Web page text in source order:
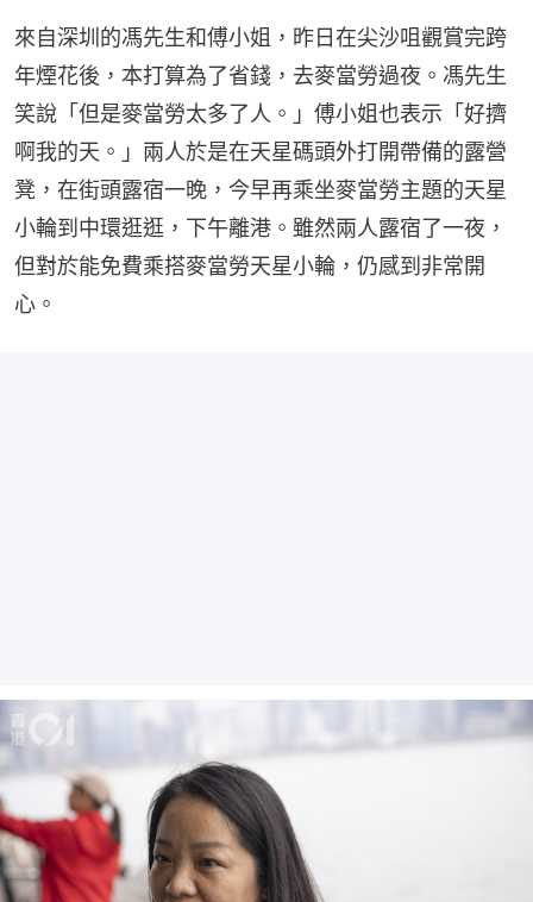
來自深圳的馮先生和傅小姐，昨日在尖沙咀觀賞完跨
年煙花後，本打算為了省錢，去麥當勞過夜。馮先生
笑說「但是麥當勞太多了人。」傅小姐也表示「好擠
啊我的天。」兩人於是在天星碼頭外打開帶備的露營
凳，在街頭露宿一晚，今早再乘坐麥當勞主題的天星
小輪到中環逛逛，下午離港。雖然兩人露宿了一夜，
但對於能免費乘搭麥當勞天星小輪，仍感到非常開
心。